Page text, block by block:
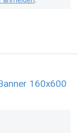
160x600